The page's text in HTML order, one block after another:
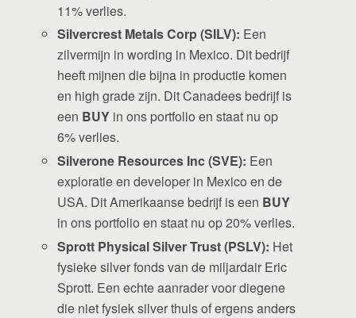
11% verlies.
Silvercrest Metals Corp (SILV): Een
zilvermijn in wording in Mexico. Dit bedrijf
heeft mijnen die bijna in productie komen
en high grade zijn. Dit Canadees bedrijf is
een BUY in ons portfolio en staat nu op
6% verlies.
Silverone Resources Inc (SVE): Een
exploratie en developer in Mexico en de
USA. Dit Amerikaanse bedrijf is een BUY
in ons portfolio en staat nu op 20% verlies.
Sprott Physical Silver Trust (PSLV): Het
fysieke silver fonds van de miljardair Eric
Sprott. Een echte aanrader voor diegene
die niet fysiek silver thuis of ergens anders